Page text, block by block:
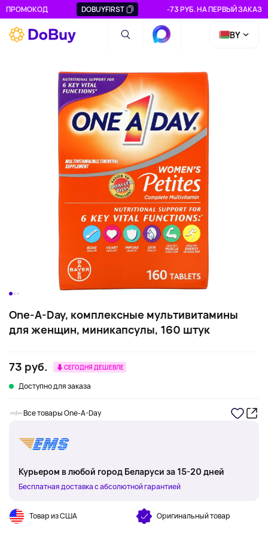
ПРОМОКОД DOBUYFIRST -73 РУБ. НА ПЕРВЫЙ ЗАКАЗ
BY
One-A-Day, комплексные мультивитамины
для женщин, миникапсулы, 160 штук
73 руб. СЕГОДНЯ ДЕШЕВЛЕ
Доступно для заказа
Все товары One-A-Day
Курьером в любой город Беларуси за 15-20 дней
Бесплатная доставка с абсолютной гарантией
Товар из США Оригинальный товар